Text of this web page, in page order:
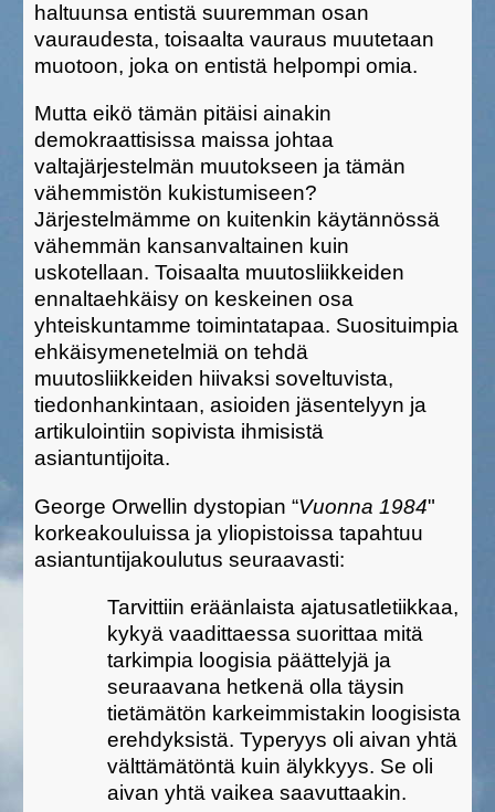
haltuunsa entistä suuremman osan
vauraudesta, toisaalta vauraus muutetaan
muotoon, joka on entistä helpompi omia.
Mutta eikö tämän pitäisi ainakin
demokraattisissa maissa johtaa
valtajärjestelmän muutokseen ja tämän
vähemmistön kukistumiseen?
Järjestelmämme on kuitenkin käytännössä
vähemmän kansanvaltainen kuin
uskotellaan. Toisaalta muutosliikkeiden
ennaltaehkäisy on keskeinen osa
yhteiskuntamme toimintatapaa. Suosituimpia
ehkäisymenetelmiä on tehdä
muutosliikkeiden hiivaksi soveltuvista,
tiedonhankintaan, asioiden jäsentelyyn ja
artikulointiin sopivista ihmisistä
asiantuntijoita.
George Orwellin dystopian “Vuonna 1984"
korkeakouluissa ja yliopistoissa tapahtuu
asiantuntijakoulutus seuraavasti:
Tarvittiin eräänlaista ajatusatletiikkaa,
kykyä vaadittaessa suorittaa mitä
tarkimpia loogisia päättelyjä ja
seuraavana hetkenä olla täysin
tietämätön karkeimmistakin loogisista
erehdyksistä. Typeryys oli aivan yhtä
välttämätöntä kuin älykkyys. Se oli
aivan yhtä vaikea saavuttaakin.